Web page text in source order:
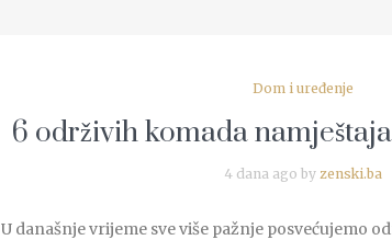
Dom i uređenje
6 održivih komada
4 dana ago by zenski.ba
U današnje vrijeme sve više pažnje posvećujemo